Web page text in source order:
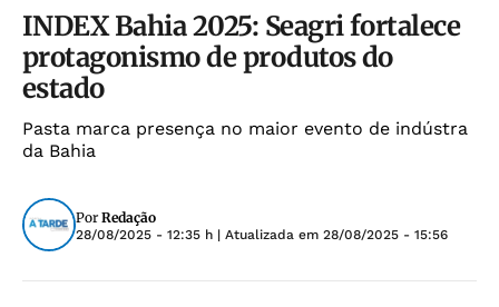
INDEX Bahia 2025: Seagri fortalece
protagonismo de produtos do
estado
Pasta marca presença no maior evento de indústra
da Bahia
Por Redação
28/08/2025 - 12:35 h | Atualizada em 28/08/2025 - 15:56